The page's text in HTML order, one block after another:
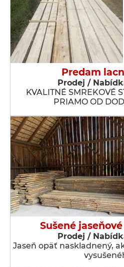
Predam
Prodej /
KVALITNÉ SMREKOVÉ
PRIAMO OD
Sušené
Prodej /
Jaseň opäť naskladnený,